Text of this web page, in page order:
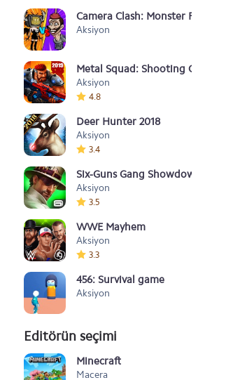
Camera Clash: Monster Fight
Aksiyon
Metal Squad: Shooting Game
Aksiyon
4.8
Deer Hunter 2018
Aksiyon
3.4
Six-Guns Gang Showdown
Aksiyon
3.5
WWE Mayhem
Aksiyon
3.3
456: Survival game
Aksiyon
Editörün seçimi
Minecraft
Macera